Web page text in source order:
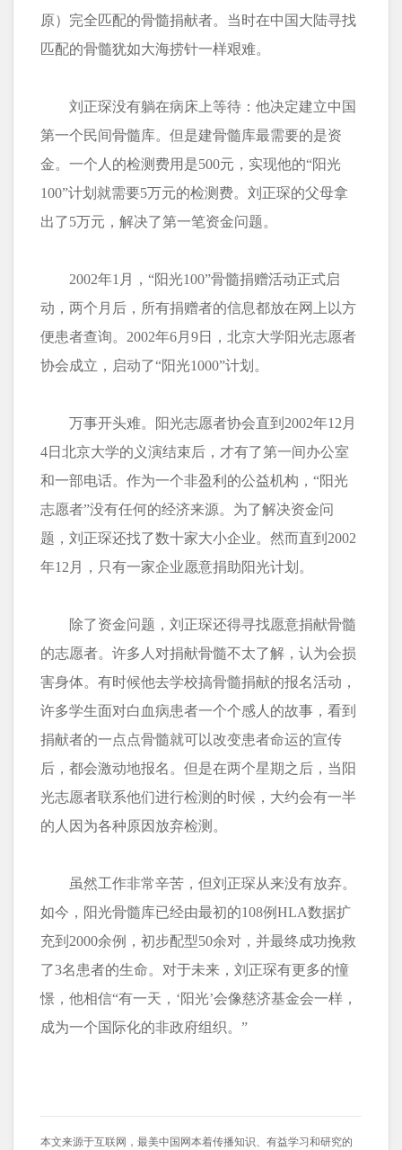
原）完全匹配的骨髓捐献者。当时在中国大陆寻找
匹配的骨髓犹如大海捞针一样艰难。
刘正琛没有躺在病床上等待：他决定建立中国
第一个民间骨髓库。但是建骨髓库最需要的是资
金。一个人的检测费用是500元，实现他的“阳光
100”计划就需要5万元的检测费。刘正琛的父母拿
出了5万元，解决了第一笔资金问题。
2002年1月，“阳光100”骨髓捐赠活动正式启
动，两个月后，所有捐赠者的信息都放在网上以方
便患者查询。2002年6月9日，北京大学阳光志愿者
协会成立，启动了“阳光1000”计划。
万事开头难。阳光志愿者协会直到2002年12月
4日北京大学的义演结束后，才有了第一间办公室
和一部电话。作为一个非盈利的公益机构，“阳光
志愿者”没有任何的经济来源。为了解决资金问
题，刘正琛还找了数十家大小企业。然而直到2002
年12月，只有一家企业愿意捐助阳光计划。
除了资金问题，刘正琛还得寻找愿意捐献骨髓
的志愿者。许多人对捐献骨髓不太了解，认为会损
害身体。有时候他去学校搞骨髓捐献的报名活动，
许多学生面对白血病患者一个个感人的故事，看到
捐献者的一点点骨髓就可以改变患者命运的宣传
后，都会激动地报名。但是在两个星期之后，当阳
光志愿者联系他们进行检测的时候，大约会有一半
的人因为各种原因放弃检测。
虽然工作非常辛苦，但刘正琛从来没有放弃。
如今，阳光骨髓库已经由最初的108例HLA数据扩
充到2000余例，初步配型50余对，并最终成功挽救
了3名患者的生命。对于未来，刘正琛有更多的憧
憬，他相信“有一天，‘阳光’会像慈济基金会一样，
成为一个国际化的非政府组织。”
本文来源于互联网，最美中国网本着传播知识、有益学习和研究的